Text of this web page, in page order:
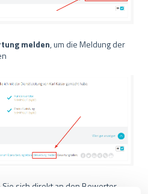
melden, um die Meldung der
sich direkt an den Bewerter